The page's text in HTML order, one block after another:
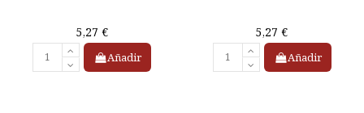
5,27 €
Añadir
5,27 €
Añadir